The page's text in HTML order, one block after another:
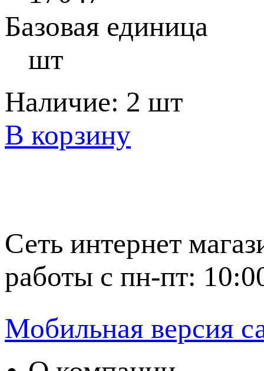
Базовая единица
шт
Наличие: 2 шт
В корзину
Сеть интернет
работы с пн-пт:
Мобильная версия